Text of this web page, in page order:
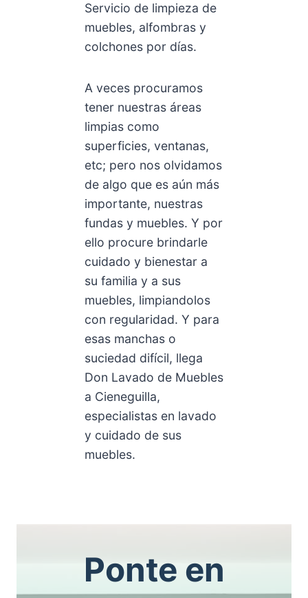
Servicio de limpieza de
muebles, alfombras y
colchones por días.
A veces procuramos
tener nuestras áreas
limpias como
superficies, ventanas,
etc; pero nos olvidamos
de algo que es aún más
importante, nuestras
fundas y muebles. Y por
ello procure brindarle
cuidado y bienestar a
su familia y a sus
muebles, limpiandolos
con regularidad. Y para
esas manchas o
suciedad difícil, llega
Don Lavado de Muebles
a Cieneguilla,
especialistas en lavado
y cuidado de sus
muebles.
Ponte en